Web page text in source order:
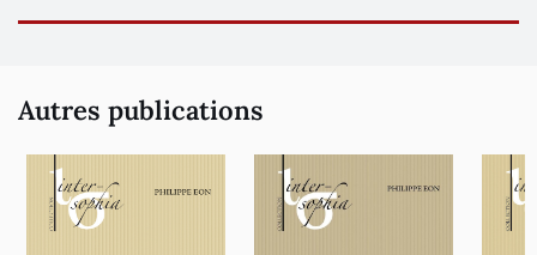
celle du public en général, la pensée philosophique se cantonne à
de revendiquer pour elle un accès privilégié à ce qu’elle disait être
d’en finir avec la pensée philosophique mais de la poursuivre à
partir de cette position seconde. Ce ne peut pas être sans
incidence sur la forme avec laquelle elle doit se présenter ni sur
Autres publications